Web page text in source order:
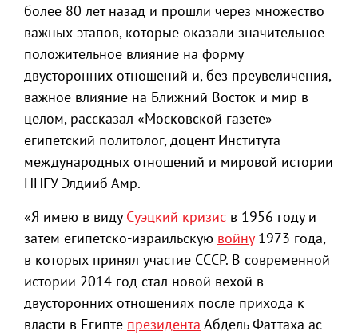
более 80 лет назад и прошли через множество
важных этапов, которые оказали значительное
положительное влияние на форму
двусторонних отношений и, без преувеличения,
важное влияние на Ближний Восток и мир в
целом, рассказал «Московской газете»
египетский политолог, доцент Института
международных отношений и мировой истории
ННГУ Элдииб Амр.
«Я имею в виду Суэцкий кризис в 1956 году и
затем египетско-израильскую войну1973 года,
в которых принял участие СССР. В современной
истории 2014 год стал новой вехой в
двусторонних отношениях после прихода к
власти в Египте президента Абдель Фаттаха ас-